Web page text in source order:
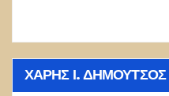
ΧΆΡΗΣ Ι. ΔΗΜΟΎΤΣΟΣ